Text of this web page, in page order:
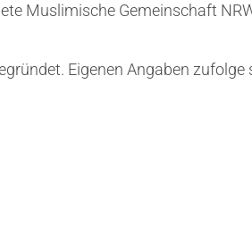
Muslimische Gemeinschaft
Eigenen Angaben zufolge